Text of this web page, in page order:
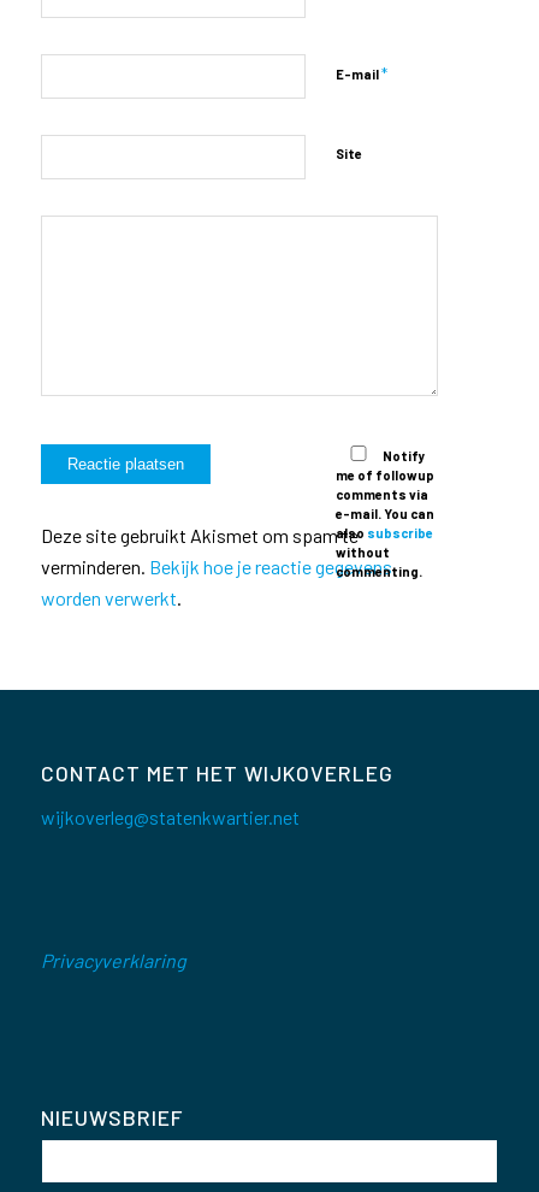
E-mail*
Site
Notify
me of followup
comments via
e-mail. You can
also subscribe
without
commenting.
Deze site gebruikt Akismet om spam te
verminderen. Bekijk hoe je reactie gegevens
worden verwerkt.
CONTACT MET HET WIJKOVERLEG
wijkoverleg@statenkwartier.net
Privacyverklaring
NIEUWSBRIEF